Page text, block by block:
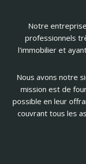
Notre
professionnels
l'immobilier et
Nous avons notre
mission est de
possible en leur
couvrant tous les